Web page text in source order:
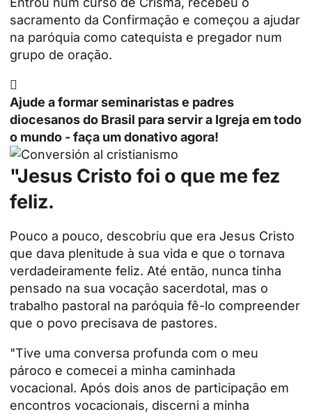
sacramento da Confirmação e começou a ajudar
na paróquia como catequista e pregador num
grupo de oração.

Ajude a formar seminaristas e padres
diocesanos do Brasil para servir a Igreja em todo
o mundo - faça um donativo agora!
"Jesus Cristo foi o que me fez
feliz.
Pouco a pouco, descobriu que era Jesus Cristo
que dava plenitude à sua vida e que o tornava
verdadeiramente feliz. Até então, nunca tinha
pensado na sua vocação sacerdotal, mas o
trabalho pastoral na paróquia fê-lo compreender
que o povo precisava de pastores.
"Tive uma conversa profunda com o meu
pároco e comecei a minha caminhada
vocacional. Após dois anos de participação em
encontros vocacionais, discerni a minha